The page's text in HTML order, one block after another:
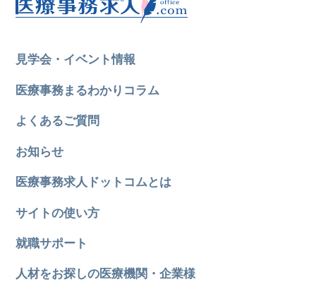
見学会・イベント情報
医療事務まるわかりコラム
よくあるご質問
お知らせ
医療事務求人ドットコムとは
サイトの使い方
就職サポート
人材をお探しの医療機関・企業様